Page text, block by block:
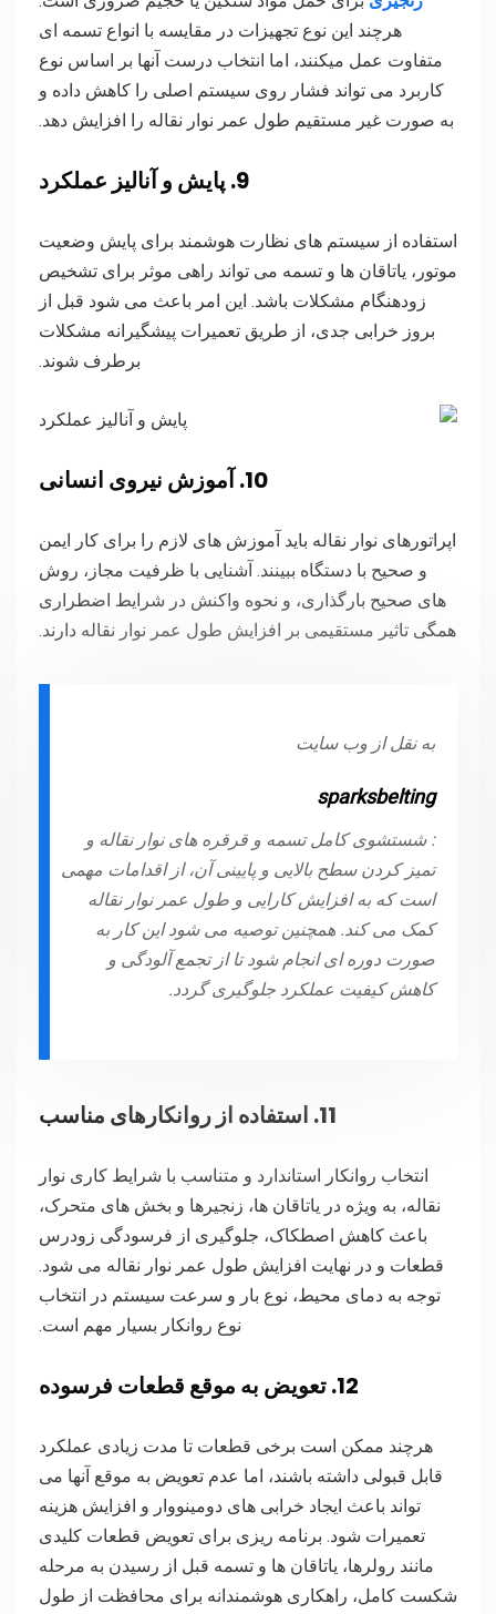
هرچند این نوع تجهیزات در مقایسه با انواع تسمه ای
متفاوت عمل میکنند، اما انتخاب درست آنها بر اساس نوع
کاربرد می تواند فشار روی سیستم اصلی را کاهش داده و
به صورت غیر مستقیم طول عمر نوار نقاله را افزایش دهد.
9. پایش و آنالیز عملکرد
استفاده از سیستم های نظارت هوشمند برای پایش وضعیت
موتور، یاتاقان ها و تسمه می تواند راهی موثر برای تشخیص
زودهنگام مشکلات باشد. این امر باعث می شود قبل از
بروز خرابی جدی، از طریق تعمیرات پیشگیرانه مشکلات
برطرف شوند.
10. آموزش نیروی انسانی
اپراتورهای نوار نقاله باید آموزش های لازم را برای کار ایمن
و صحیح با دستگاه ببینند. آشنایی با ظرفیت مجاز، روش
های صحیح بارگذاری، و نحوه واکنش در شرایط اضطراری
همگی تاثیر مستقیمی بر افزایش طول عمر نوار نقاله دارند.
به نقل از وب سایت
sparksbelting
: شستشوی کامل تسمه و قرقره های نوار نقاله و
تمیز کردن سطح بالایی و پایینی آن، از اقدامات مهمی
است که به افزایش کارایی و طول عمر نوار نقاله
کمک می کند. همچنین توصیه می شود این کار به
صورت دوره ای انجام شود تا از تجمع آلودگی و
کاهش کیفیت عملکرد جلوگیری گردد.
11. استفاده از روانکارهای مناسب
انتخاب روانکار استاندارد و متناسب با شرایط کاری نوار
نقاله، به ویژه در یاتاقان ها، زنجیرها و بخش های متحرک،
باعث کاهش اصطکاک، جلوگیری از فرسودگی زودرس
قطعات و در نهایت افزایش طول عمر نوار نقاله می شود.
توجه به دمای محیط، نوع بار و سرعت سیستم در انتخاب
نوع روانکار بسیار مهم است.
12. تعویض به موقع قطعات فرسوده
هرچند ممکن است برخی قطعات تا مدت زیادی عملکرد
قابل قبولی داشته باشند، اما عدم تعویض به موقع آنها می
تواند باعث ایجاد خرابی های دومینووار و افزایش هزینه
تعمیرات شود. برنامه ریزی برای تعویض قطعات کلیدی
مانند رولرها، یاتاقان ها و تسمه قبل از رسیدن به مرحله
شکست کامل، راهکاری هوشمندانه برای محافظت از طول